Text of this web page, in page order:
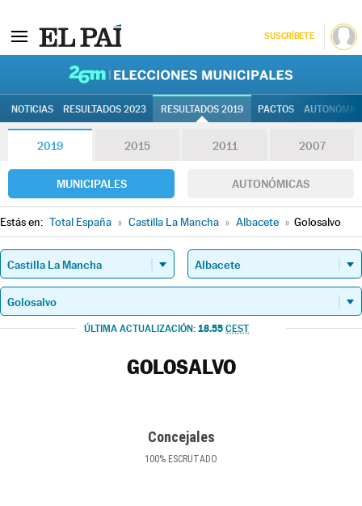
SUSCRÍBETE
NOTICIAS RESULTADOS 2023 RESULTADOS 2019 PACTOS
2019 2015 2011 2007
MUNICIPALES AUTONÓMICAS
Estás en: Total España » Castilla La Mancha » Albacete » Golosalvo
ÚLTIMA ACTUALIZACIÓN: 18.55 CEST
GOLOSALVO
Concejales
100% ESCRUTADO